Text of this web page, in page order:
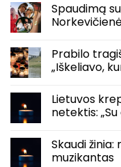
Spaudimą
Prabilo
„Iškeliavo,
Lietuvos
netektis:
Skaudi
muzikantas